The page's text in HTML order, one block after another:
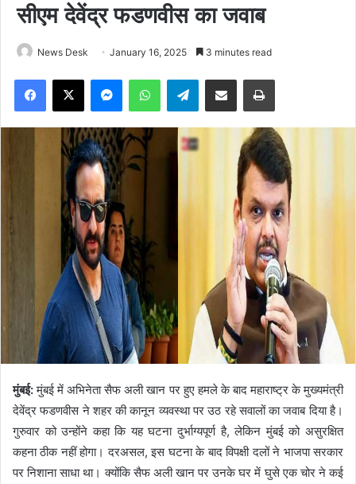
सीएम देवेंद्र फडणवीस का जवाब
News Desk January 16, 2025 3 minutes read
Facebook
X MessengerWhatsAppTelegramShare via Email Print
मुंबई:मुंबई में अभिनेता सैफ अली खान पर हुए हमले के बाद महाराष्ट्र के मुख्यमंत्री
देवेंद्र फडणवीस ने शहर की कानून व्यवस्था पर उठ रहे सवालों का जवाब दिया है।
गुरुवार को उन्होंने कहा कि यह घटना दुर्भाग्यपूर्ण है, लेकिन मुंबई को असुरक्षित
कहना ठीक नहीं होगा। दरअसल, इस घटना के बाद विपक्षी दलों ने भाजपा सरकार
पर निशाना साधा था। क्योंकि सैफ अली खान पर उनके घर में घुसे एक चोर ने कई